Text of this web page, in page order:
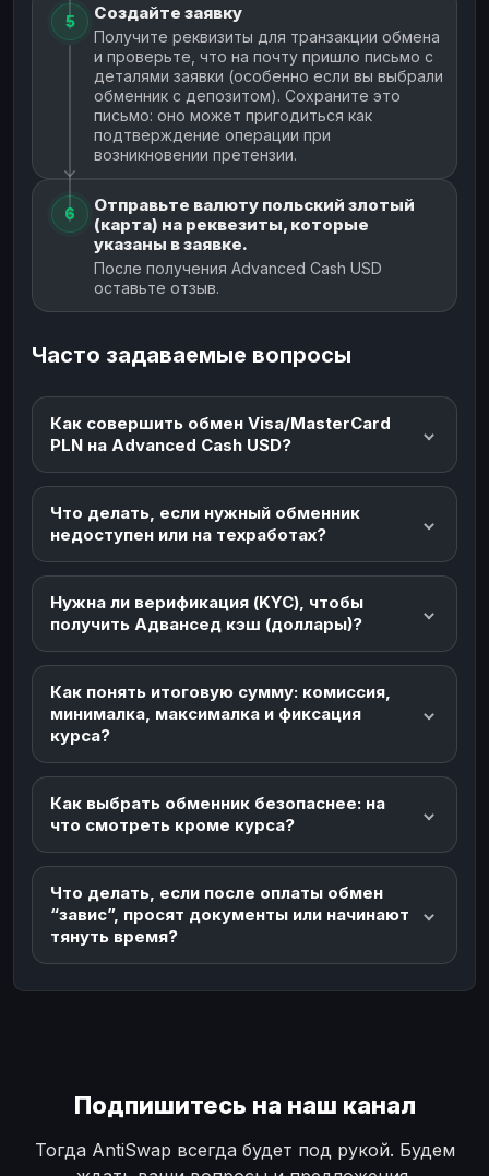
5 Создайте заявку
Получите реквизиты для транзакции обмена
и проверьте, что на почту пришло письмо с
деталями заявки (особенно если вы выбрали
обменник с депозитом). Сохраните это
письмо: оно может пригодиться как
подтверждение операции при
возникновении претензии.
6
Отправьте валюту польский злотый
(карта) на реквезиты, которые
указаны в заявке.
После получения Advanced Cash USD
оставьте отзыв.
Часто задаваемые вопросы
Как совершить обмен Visa/MasterCard
PLN на Advanced Cash USD?
Что делать, если нужный обменник
недоступен или на техработах?
Нужна ли верификация (KYC), чтобы
получить Адвансед кэш (доллары)?
Как понять итоговую сумму: комиссия,
минималка, максималка и фиксация
курса?
Как выбрать обменник безопаснее: на
что смотреть кроме курса?
Что делать, если после оплаты обмен
“завис”, просят документы или начинают
тянуть время?
Подпишитесь на наш канал
Тогда AntiSwap всегда будет под рукой. Будем